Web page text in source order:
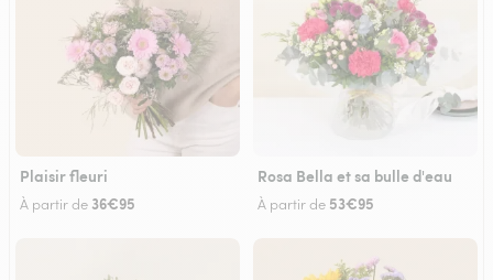
Plaisir fleuri
À partir de 36€95
Rosa Bella et sa bulle d'eau
À partir de 53€95